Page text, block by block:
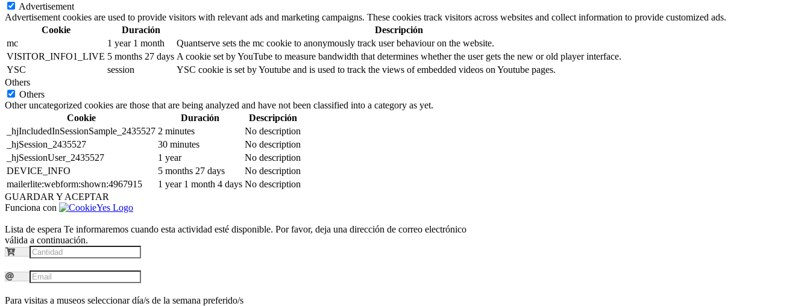
Advertisement
Advertisement cookies are used to provide visitors with relevant ads and marketing campaigns. These cookies track visitors across websites and collect information to provide customized ads.
Cookie
Duración
Descripción
mc
1 year 1 month
Quantserve sets the mc cookie to anonymously track user behaviour on the website.
VISITOR_INFO1_LIVE 5 months 27 days A cookie set by YouTube to measure bandwidth that determines whether the user gets the new or old player interface.
YSC
session
YSC cookie is set by Youtube and is used to track the views of embedded videos on Youtube pages.
Others
Others
Other uncategorized cookies are those that are being analyzed and have not been classified into a category as yet.
Cookie
Duración
Descripción
_hjIncludedInSessionSample_2435527 2 minutes
No description
_hjSession_2435527
30 minutes
No description
_hjSessionUser_2435527
1 year
No description
DEVICE_INFO
5 months 27 days
No description
mailerlite:webform:shown:4967915
1 year 1 month 4 days No description
GUARDAR Y ACEPTAR
Funciona con
Lista de espera Te informaremos cuando esta actividad esté disponible. Por favor, deja una dirección de correo electrónico
válida a continuación.
Para visitas a museos seleccionar día/s de la semana preferido/s